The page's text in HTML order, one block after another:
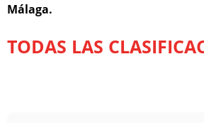
Málaga.
TODAS LAS